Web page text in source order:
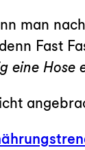
man
Fast
eine